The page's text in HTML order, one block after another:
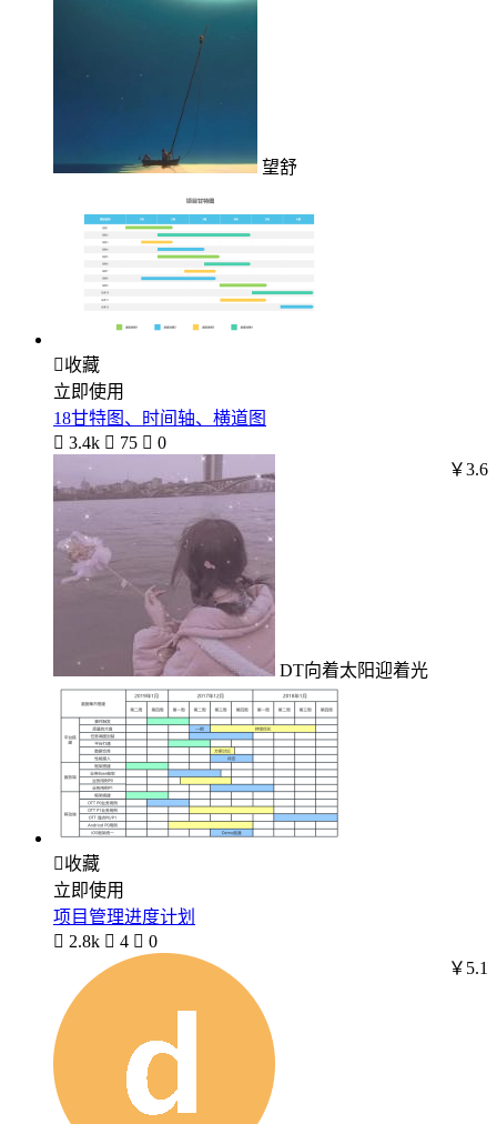
望舒
收藏
立即使用
18甘特图、时间轴、横道图
 3.4k  75  0
DT向着太阳迎着光
￥3.6
收藏
立即使用
项目管理进度计划
 2.8k  4  0
￥5.1